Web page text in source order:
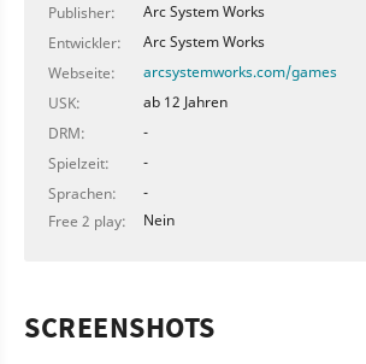
Publisher:
Arc System Works
Entwickler:
Arc System Works
Webseite:
arcsystemworks.com/games
USK:
ab 12 Jahren
DRM:
-
Spielzeit:
-
Sprachen:
-
Free 2 play:
Nein
SCREENSHOTS